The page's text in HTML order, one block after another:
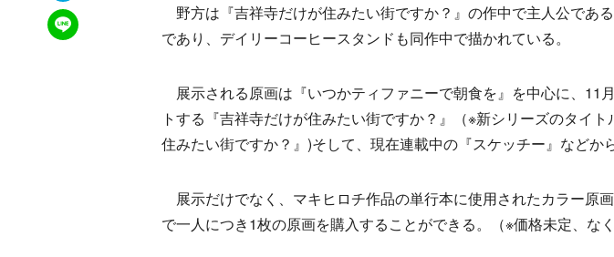
LINEで送る
野方は『吉祥寺だけが住みたい街ですか？』の作中で主人公であ
であり、デイリーコーヒースタンドも同作中で描かれている。
展示される原画は『いつかティファニーで朝食を』を中心に、11
トする『吉祥寺だけが住みたい街ですか？』（※新シリーズのタイ
住みたい街ですか？』)そして、現在連載中の『スケッチー』などか
展示だけでなく、マキヒロチ作品の単行本に使用されたカラー原
で一人につき1枚の原画を購入することができる。（※価格未定、な